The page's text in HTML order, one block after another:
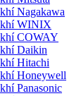
Nagakawa
khí WINIX
COWAY
Daikin
Hitachi
Honeywell
Panasonic